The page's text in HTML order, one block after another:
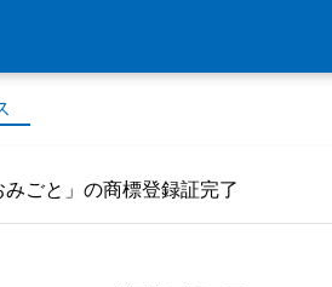
ごと」の商標登録証完了